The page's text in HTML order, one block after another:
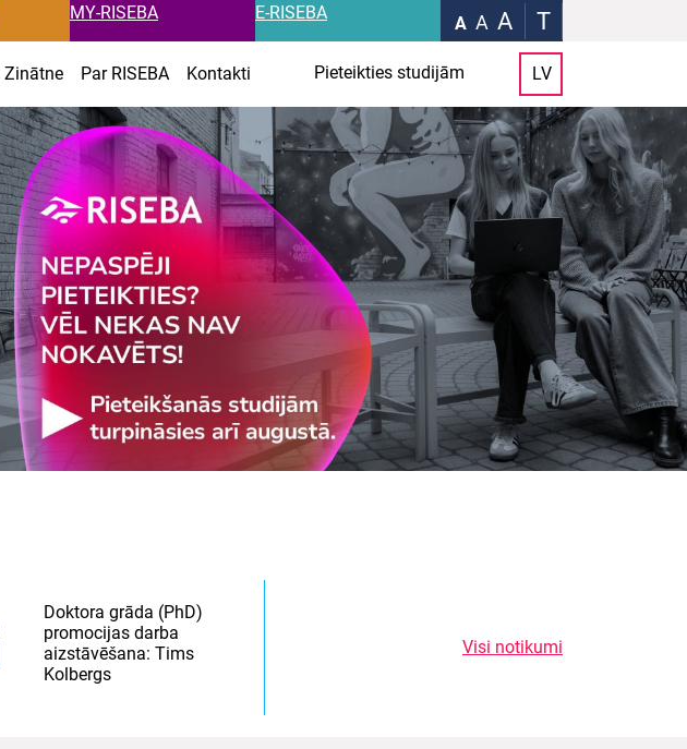
MY-RISEBA E-RISEBA A A A T
Zinātne Par RISEBA Kontakti Pieteikties studijām LV
Doktora grāda (PhD)
promocijas darba
aizstāvēšana: Tims
Kolbergs
Visi notikumi